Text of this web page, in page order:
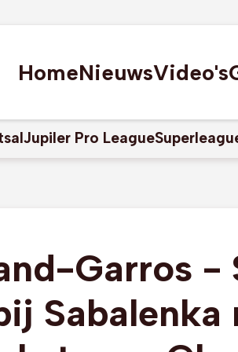
HomeNieuwsVideo's
Jupiler Pro League
Garros -
Sabalenka